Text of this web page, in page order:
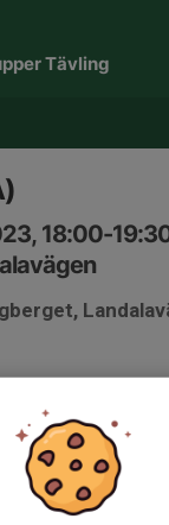
Tävling
18:00-